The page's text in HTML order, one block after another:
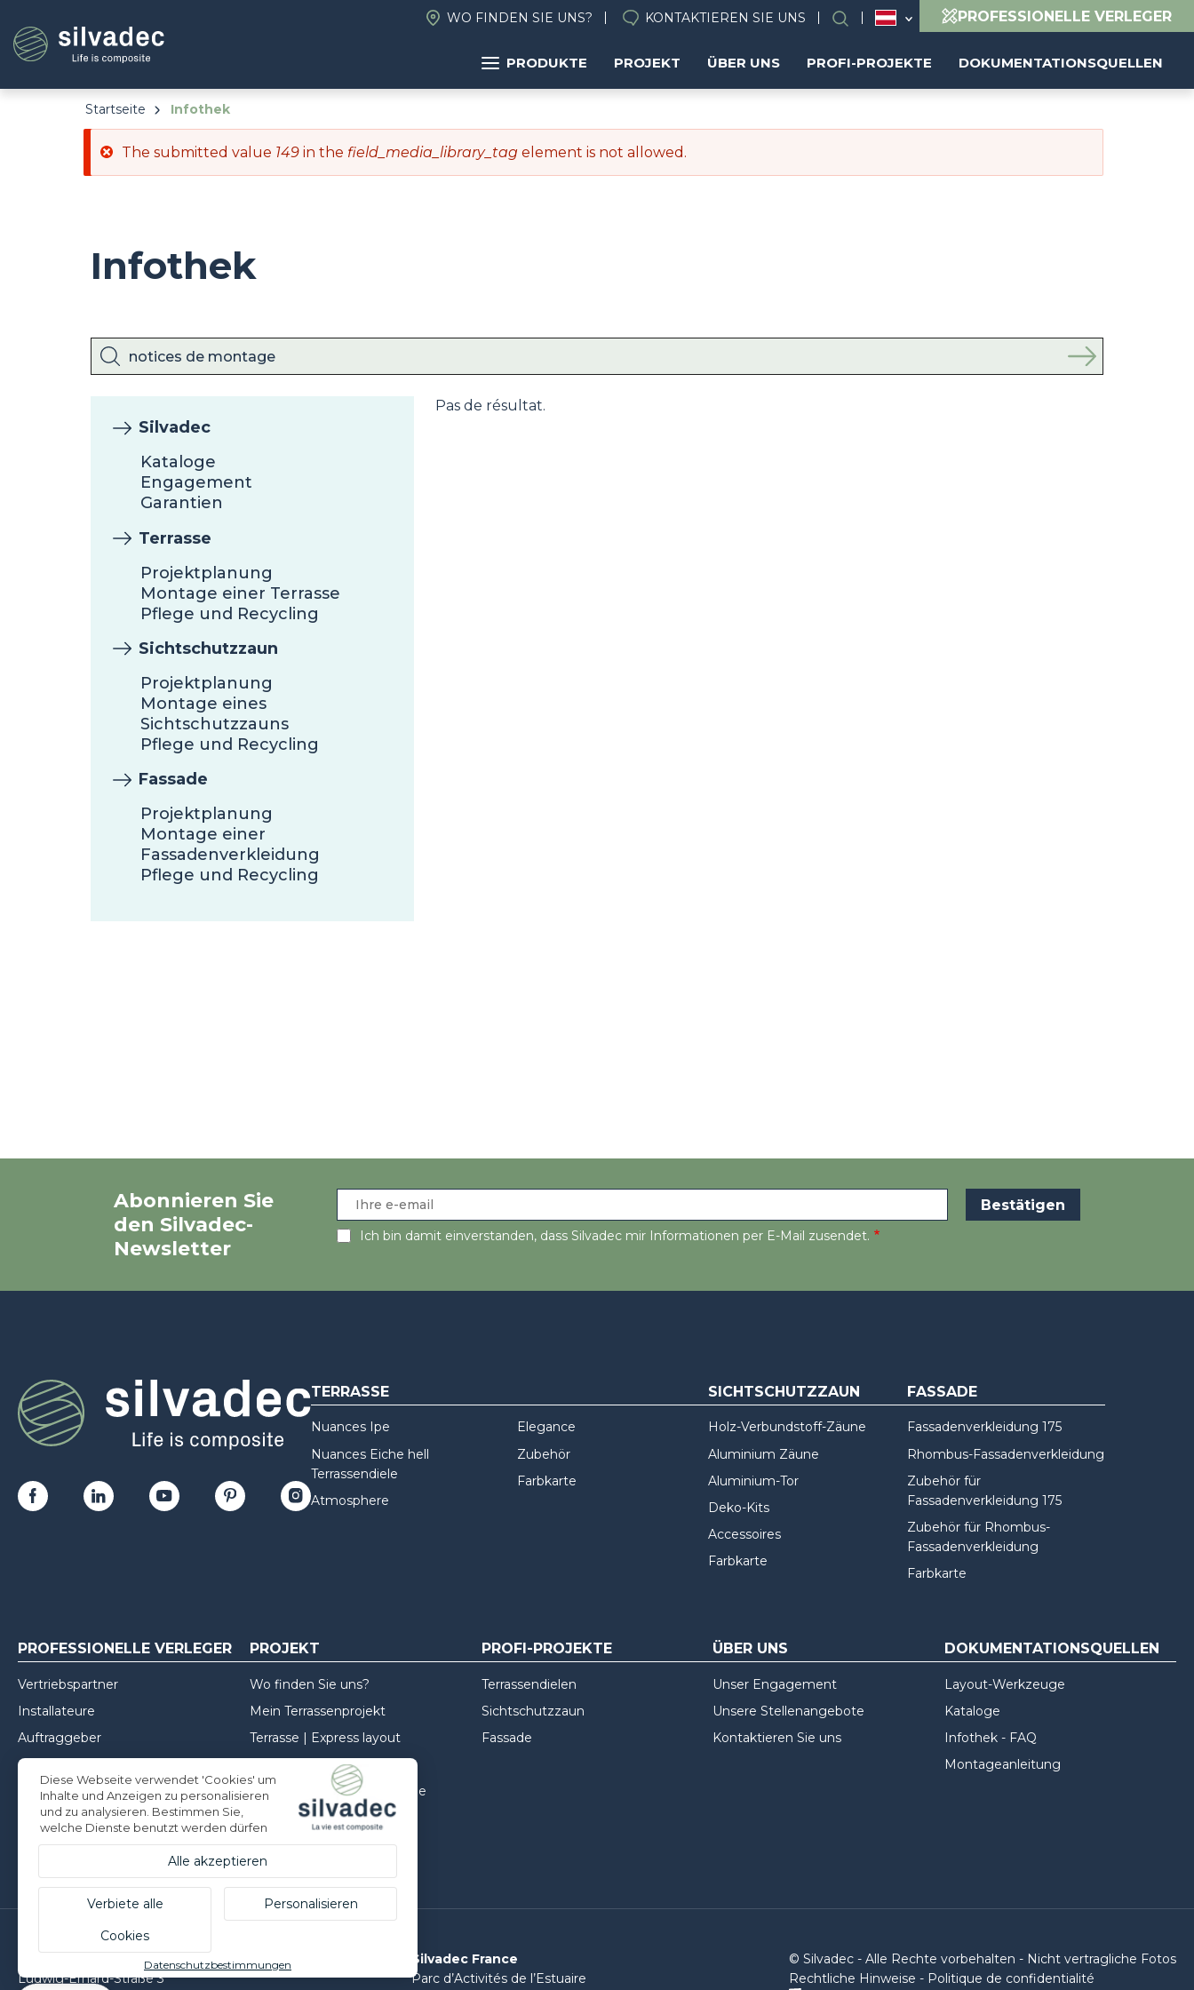
zum
Inhalt
WO FINDEN SIE UNS? KONTAKTIEREN SIE UNS Suchen PROFESSIONELLE VERLEGER
PRODUKTE PROJEKT ÜBER UNS PROFI-PROJEKTE DOKUMENTATIONSQUELLEN
Startseite Infothek
Fehlermeldung
The submitted value 149 in the field_media_library_tag element is not allowed.
Infothek
Silvadec
Kataloge
Engagement
Garantien
Terrasse
Projektplanung
Montage einer Terrasse
Pflege und Recycling
Sichtschutzzaun
Projektplanung
Montage eines
Sichtschutzzauns
Pflege und Recycling
Fassade
Projektplanung
Montage einer
Fassadenverkleidung
Pflege und Recycling
Pas de résultat.
Abonnieren Sie
den Silvadec-
Newsletter
Ich bin damit einverstanden, dass Silvadec mir Informationen per E-Mail zusendet.
TERRASSE
Nuances Ipe
Nuances Eiche hell
Terrassendiele
Atmosphere
Elegance
Zubehör
Farbkarte
SICHTSCHUTZZAUN
Holz-Verbundstoff-Zäune
Aluminium Zäune
Aluminium-Tor
Deko-Kits
Accessoires
Farbkarte
FASSADE
Fassadenverkleidung 175
Rhombus-Fassadenverkleidung
Zubehör für
Fassadenverkleidung 175
Zubehör für Rhombus-
Fassadenverkleidung
Farbkarte
PROFESSIONELLE VERLEGER
Vertriebspartner
Installateure
Auftraggeber
PROJEKT
Wo finden Sie uns?
Mein Terrassenprojekt
Terrasse | Express layout
Mein Zaunprojekt
Mein Projekt für die Fassade
Inspirationen
Tipps zur Installation
PROFI-PROJEKTE
Terrassendielen
Sichtschutzzaun
Fassade
ÜBER UNS
Unser Engagement
Unsere Stellenangebote
Kontaktieren Sie uns
DOKUMENTATIONSQUELLEN
Layout-Werkzeuge
Kataloge
Infothek - FAQ
Montageanleitung
Silvadec Deutschland
Ludwig-Erhard-Straße 3
Silvadec France
Parc d’Activités de l’Estuaire
© Silvadec - Alle Rechte vorbehalten - Nicht vertragliche Fotos
Rechtliche Hinweise - Politique de confidentialité
Diese Webseite verwendet 'Cookies' um
Inhalte und Anzeigen zu personalisieren
und zu analysieren. Bestimmen Sie,
welche Dienste benutzt werden dürfen
Alle akzeptieren
Verbiete alle
Cookies
Personalisieren
Datenschutzbestimmungen